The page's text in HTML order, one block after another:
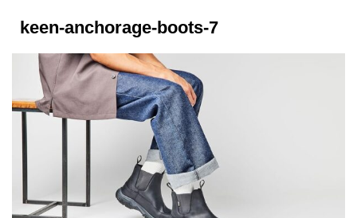
keen-anchorage-boots-7